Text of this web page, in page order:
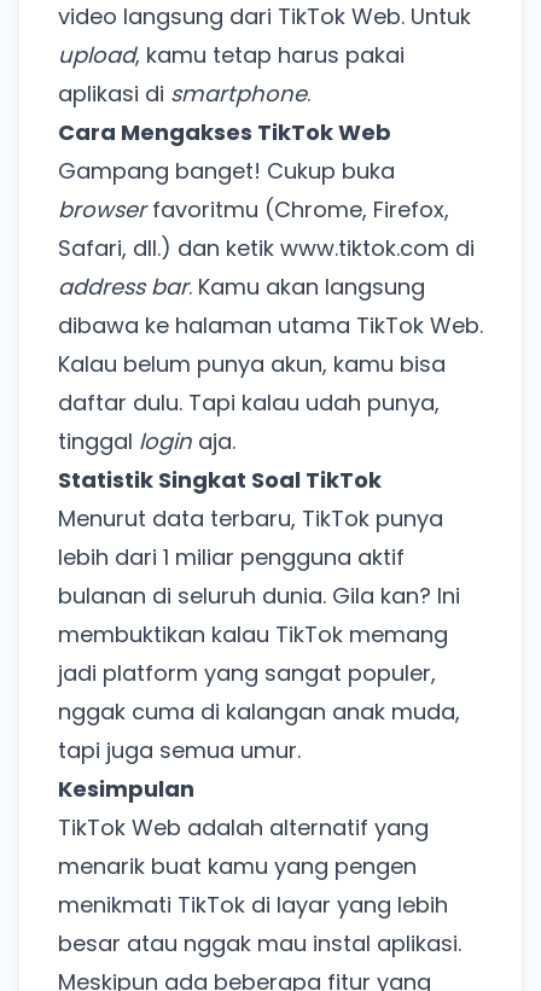
video langsung dari TikTok Web. Untuk
upload, kamu tetap harus pakai
aplikasi di smartphone.
Cara Mengakses TikTok Web
Gampang banget! Cukup buka
browserfavoritmu (Chrome, Firefox,
Safari, dll.) dan ketik www.tiktok.com di
address bar. Kamu akan langsung
dibawa ke halaman utama TikTok Web.
Kalau belum punya akun, kamu bisa
daftar dulu. Tapi kalau udah punya,
tinggal login aja.
Statistik Singkat Soal TikTok
Menurut data terbaru, TikTok punya
lebih dari 1 miliar pengguna aktif
bulanan di seluruh dunia. Gila kan? Ini
membuktikan kalau TikTok memang
jadi platform yang sangat populer,
nggak cuma di kalangan anak muda,
tapi juga semua umur.
Kesimpulan
TikTok Web adalah alternatif yang
menarik buat kamu yang pengen
menikmati TikTok di layar yang lebih
besar atau nggak mau instal aplikasi.
Meskipun ada beberapa fitur yang
Ada Website Baru!
Khusus untuk kamu yang mau coba